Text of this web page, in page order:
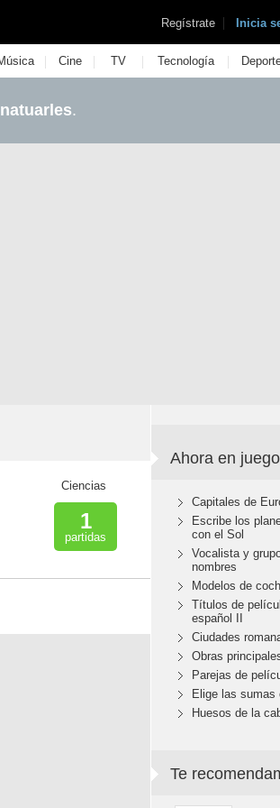
Regístrate | Inicia
| Cine | TV | Tecnología |
.
Ciencias
1
partidas
Ahora en juego
Capitales de
Escribe los
con el Sol
Vocalista y
nombres
Modelos de
Títulos de
español II
Ciudades
Obras
Parejas de
Elige las sumas
Huesos de la
Te